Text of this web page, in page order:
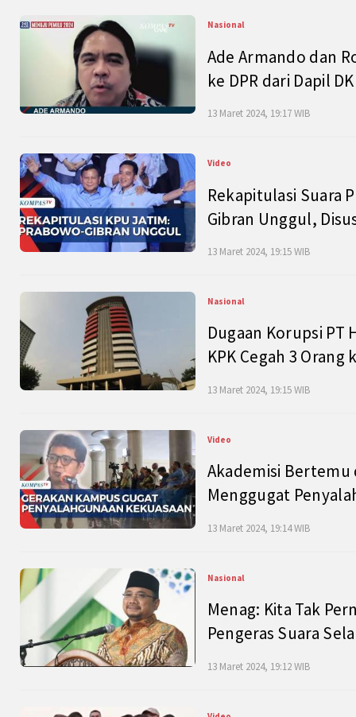
Nasional
Ade Armando dan
ke DPR dari Dapil
13 Maret 2024, 19:17 WIB
Video
Rekapitulasi Suara
Gibran Unggul,
13 Maret 2024, 19:15 WIB
Nasional
Dugaan Korupsi PT
KPK Cegah 3 Orang
13 Maret 2024, 19:15 WIB
Video
Akademisi Bertemu
Menggugat
13 Maret 2024, 19:14 WIB
Nasional
Menag: Kita Tak
Pengeras Suara
13 Maret 2024, 19:12 WIB